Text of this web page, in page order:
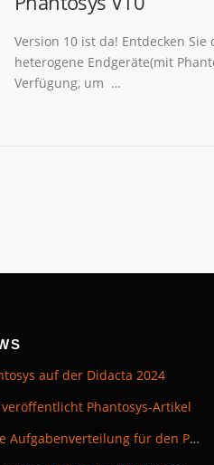
Version 10 ist da! Entdecken
heterogene Endgeräte(mit
Verfügung, um …
auf der Didacta 2024
veröffentlicht Phantosys-Artikel
Neue Aufgabenverteilung für den Phantosys-Vertrieb